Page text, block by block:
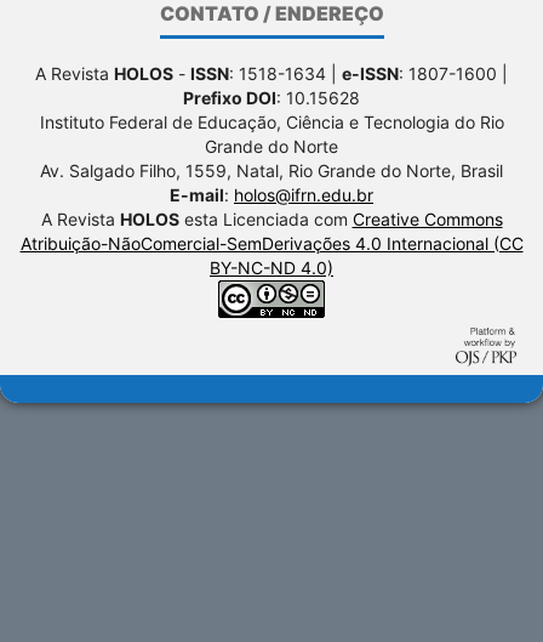
CONTATO / ENDEREÇO
A Revista HOLOS - ISSN: 1518-1634 | e-ISSN: 1807-1600 |
Prefixo DOI: 10.15628
Instituto Federal de Educação, Ciência e Tecnologia do Rio
Grande do Norte
Av. Salgado Filho, 1559, Natal, Rio Grande do Norte, Brasil
E-mail: holos@ifrn.edu.br
A Revista HOLOSesta Licenciada com Creative Commons
Atribuição-NãoComercial-SemDerivações 4.0 Internacional (CC
BY-NC-ND 4.0)